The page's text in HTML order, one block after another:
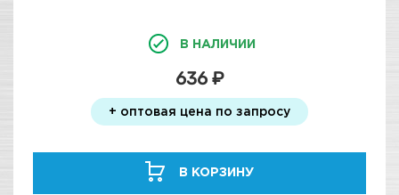
В НАЛИЧИИ
636 ₽
+ оптовая цена по запросу
В КОРЗИНУ